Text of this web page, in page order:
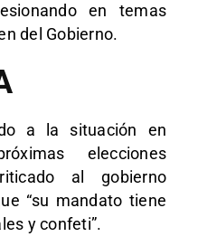
en temas
del Gobierno.
a la situación en
elecciones
al gobierno
“su mandato tiene
y confeti”.